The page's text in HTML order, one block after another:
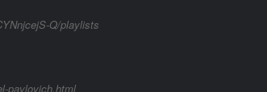
Q/playlists
pavlovich.html